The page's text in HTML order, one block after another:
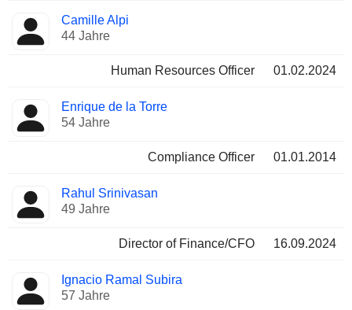
Camille Alpi
44 Jahre
Human Resources Officer 01.02.2024
Enrique de la Torre
54 Jahre
Compliance Officer 01.01.2014
Rahul Srinivasan
49 Jahre
Director of Finance/CFO 16.09.2024
Ignacio Ramal Subira
57 Jahre